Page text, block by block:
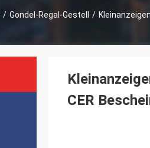
/ Gondel-Regal-Gestell /
CER